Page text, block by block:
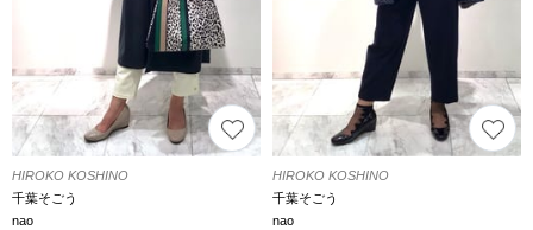
HIROKO KOSHINO
千葉そごう
nao
HIROKO KOSHINO
千葉そごう
nao